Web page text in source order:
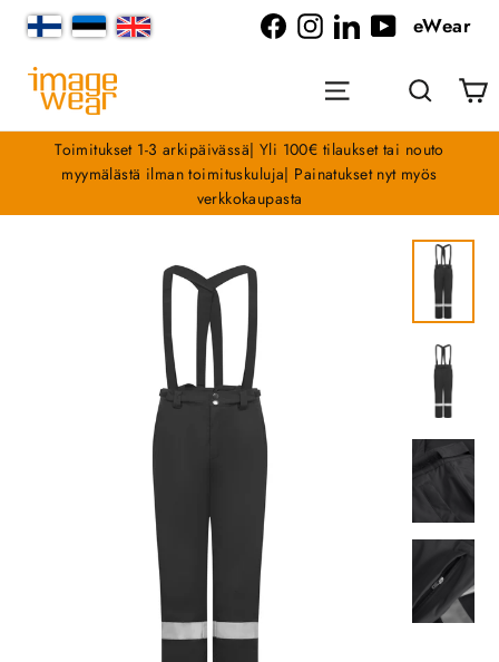
Siirry
sisältöön
eWear
Valikko Haku
Toimitukset 1-3 arkipäivässä| Yli 100€ tilaukset tai nouto
myymälästä ilman toimituskuluja| Painatukset nyt myös
verkkokaupasta